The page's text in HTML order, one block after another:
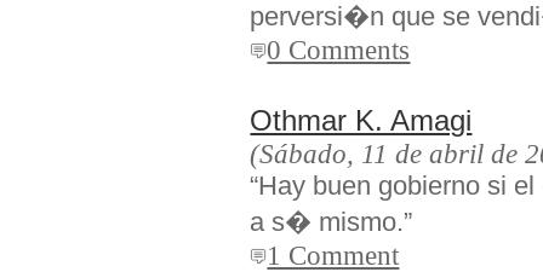
perversi�n que se
0 Comments
Othmar K. Amagi
(Sábado, 11 de abril de
“Hay buen gobierno si
a s� mismo.”
1 Comment